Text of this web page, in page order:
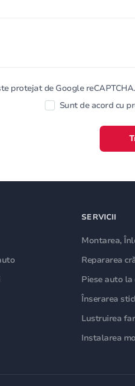
protejat de Google reCAPTCHA.
Sunt de acord cu
SERVICII
Montarea,
Repararea
Piese auto la
Înserarea
Lustruirea
Instalarea